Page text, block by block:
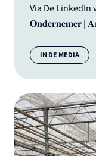
Via De
𝐎𝐧𝐝𝐞𝐫𝐧𝐞𝐦𝐞𝐫 |
Categorie:
IN DE MEDIA